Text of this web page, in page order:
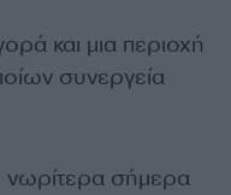
και μια περιοχή
συνεργεία
σήμερα